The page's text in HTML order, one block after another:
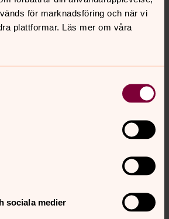
för marknadsföring och när vi
plattformar. Läs mer om våra
sociala medier
fler händelser